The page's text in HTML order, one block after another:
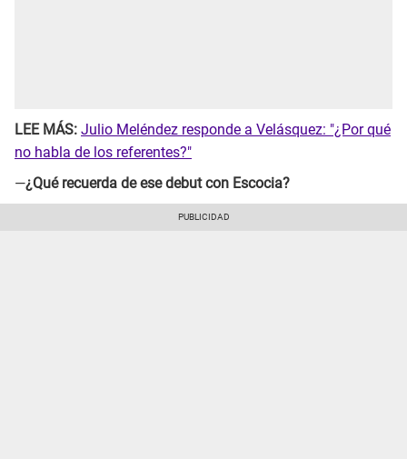
LEE MÁS: Julio Meléndez responde a Velásquez: "¿Por qué
no habla de los referentes?"
—¿Qué recuerda de ese debut con Escocia?